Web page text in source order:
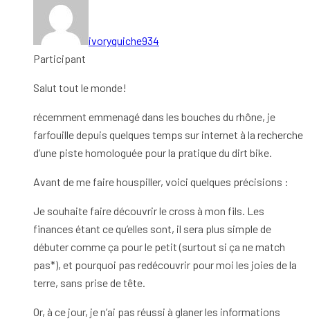
ivoryquiche934
Participant
Salut tout le monde!
récemment emmenagé dans les bouches du rhône, je
farfouille depuis quelques temps sur internet à la recherche
d’une piste homologuée pour la pratique du dirt bike.
Avant de me faire houspiller, voici quelques précisions :
Je souhaite faire découvrir le cross à mon fils. Les
finances étant ce qu’elles sont, il sera plus simple de
débuter comme ça pour le petit (surtout si ça ne match
pas*), et pourquoi pas redécouvrir pour moi les joies de la
terre, sans prise de tête.
Or, à ce jour, je n’ai pas réussi à glaner les informations